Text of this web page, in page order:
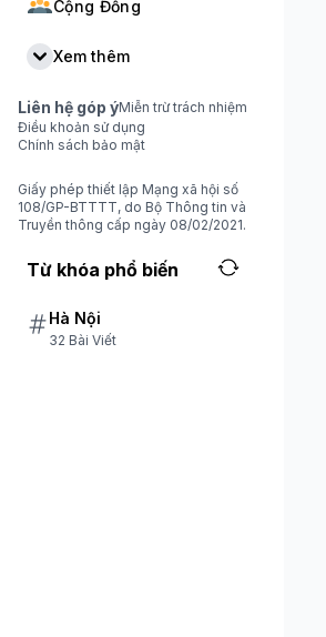
Cộng Đồng
Xem thêm
Liên hệ góp ýMiễn trừ trách nhiệm
Điều khoản sử dụng
Chính sách bảo mật
Giấy phép thiết lập Mạng xã hội số
108/GP-BTTTT, do Bộ Thông tin và
Truyền thông cấp ngày 08/02/2021.
Từ khóa phổ biến
Hà Nội
32 Bài Viết